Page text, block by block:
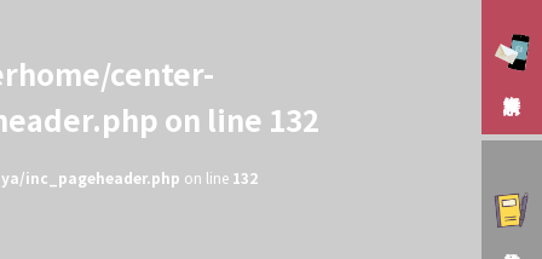
center-
on line 132
inc_pageheader.php on line 132